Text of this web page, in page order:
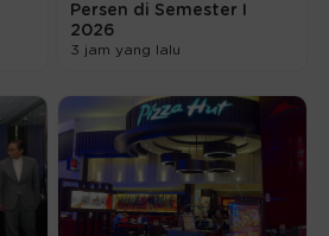
Persen di Semester I
2026
3 jam yang lalu